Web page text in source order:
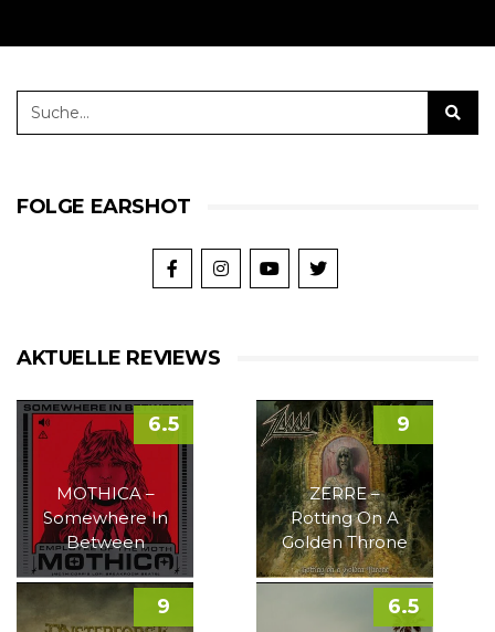
FOLGE EARSHOT
AKTUELLE REVIEWS
MOTHICA –
Somewhere In
Between
6.5
ZERRE –
Rotting On A
Golden Throne
9
9 6.5